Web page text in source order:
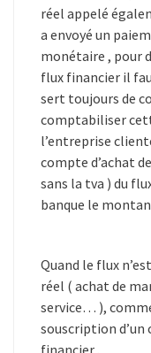
réel appelé
a envoyé un
monétaire , pour
flux financier il
sert toujours de
comptabiliser
l’entreprise
compte d’achat
sans la tva ) du
banque le
Quand le flux
réel ( achat de
service… ),
souscription d’un
financier .